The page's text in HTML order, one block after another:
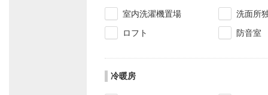
室内洗濯機置場
洗面所
ロフト
防音室
冷暖房